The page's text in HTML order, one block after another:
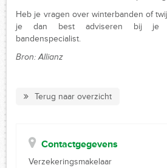
Heb je vragen over winterbanden of
je dan best adviseren bij je
bandenspecialist.
Bron: Allianz
Terug naar overzicht
Contactgegevens
Verzekeringsmakelaar